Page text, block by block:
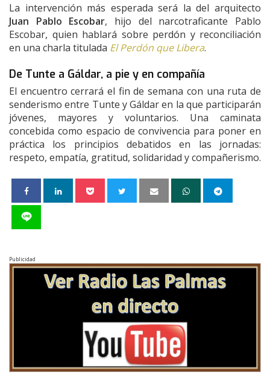
La intervención más esperada será la del arquitecto
Juan Pablo Escobar, hijo del narcotraficante Pablo
Escobar, quien hablará sobre perdón y reconciliación
en una charla titulada El Perdón que Libera.
De Tunte a Gáldar, a pie y en compañía
El encuentro cerrará el fin de semana con una ruta de
senderismo entre Tunte y Gáldar en la que participarán
jóvenes, mayores y voluntarios. Una caminata
concebida como espacio de convivencia para poner en
práctica los principios debatidos en las jornadas:
respeto, empatía, gratitud, solidaridad y compañerismo.
Publicidad